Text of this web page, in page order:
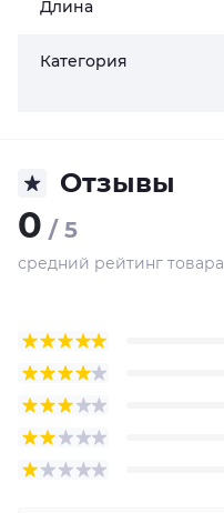
Длина
Категория
Отзывы
0 / 5
средний рейтинг товара